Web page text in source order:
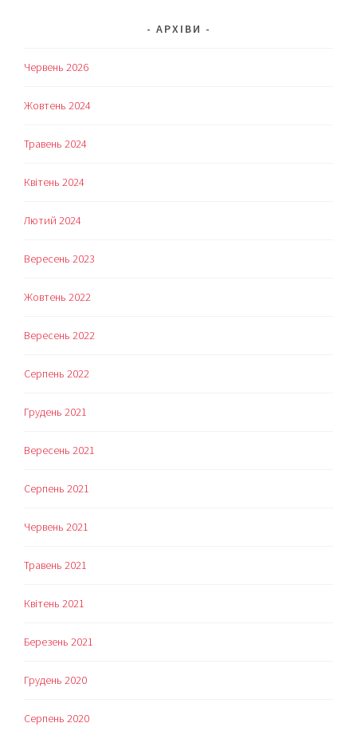
АРХІВИ
Червень 2026
Жовтень 2024
Травень 2024
Квітень 2024
Лютий 2024
Вересень 2023
Жовтень 2022
Вересень 2022
Серпень 2022
Грудень 2021
Вересень 2021
Серпень 2021
Червень 2021
Травень 2021
Квітень 2021
Березень 2021
Грудень 2020
Серпень 2020